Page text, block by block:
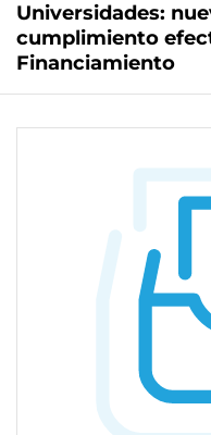
Universidades:
cumplimiento
Financiamiento